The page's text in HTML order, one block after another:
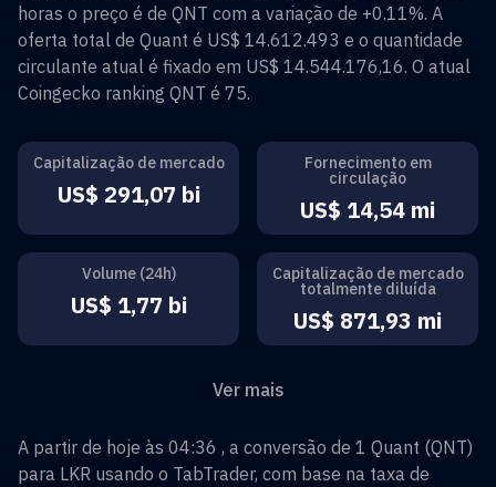
horas o preço é de QNT com a variação de +0.11%. A
oferta total de Quant é US$ 14.612.493 e o quantidade
circulante atual é fixado em US$ 14.544.176,16. O atual
Coingecko ranking QNT é 75.
Capitalização de mercado
US$ 291,07 bi
Fornecimento em
circulação
US$ 14,54 mi
Volume (24h)
US$ 1,77 bi
Capitalização de mercado
totalmente diluída
US$ 871,93 mi
Ver mais
A partir de hoje às 04:36 , a conversão de 1 Quant (QNT)
para LKR usando o TabTrader, com base na taxa de